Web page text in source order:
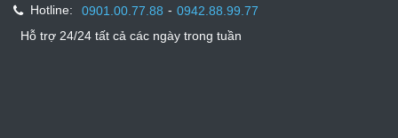
Hotline:
0901.00.77.88 - 0942.88.99.77
Hỗ trợ 24/24 tất cả các ngày trong tuần